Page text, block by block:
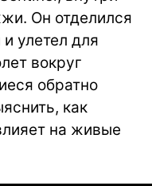
Он отделился
улетел для
вокруг
обратно
как
на живые